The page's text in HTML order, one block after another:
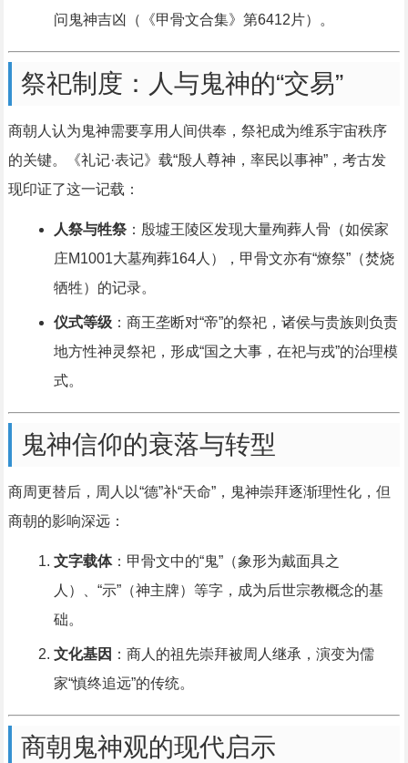
问鬼神吉凶（《甲骨文合集》第6412片）。
祭祀制度：人与鬼神的“交易”
商朝人认为鬼神需要享用人间供奉，祭祀成为维系宇宙秩序
的关键。《礼记·表记》载“殷人尊神，率民以事神”，考古发
现印证了这一记载：
人祭与牲祭：殷墟王陵区发现大量殉葬人骨（如侯家
庄M1001大墓殉葬164人），甲骨文亦有“燎祭”（焚烧
牺牲）的记录。
仪式等级：商王垄断对“帝”的祭祀，诸侯与贵族则负责
地方性神灵祭祀，形成“国之大事，在祀与戎”的治理模
式。
鬼神信仰的衰落与转型
商周更替后，周人以“德”补“天命”，鬼神崇拜逐渐理性化，但
商朝的影响深远：
文字载体：甲骨文中的“鬼”（象形为戴面具之
人）、“示”（神主牌）等字，成为后世宗教概念的基
础。
文化基因 ：商人的祖先崇拜被周人继承，演变为儒
家“慎终追远”的传统。
商朝鬼神观的现代启示